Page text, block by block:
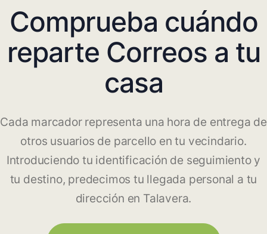
Comprueba cuándo
reparte Correos a tu
casa
Cada marcador representa una hora de entrega de
otros usuarios de parcello en tu vecindario.
Introduciendo tu identificación de seguimiento y
tu destino, predecimos tu llegada personal a tu
dirección en Talavera.